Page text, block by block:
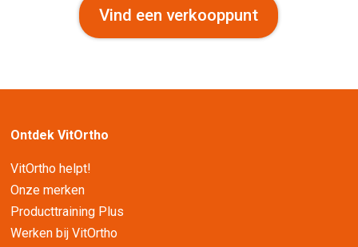
Vind een verkooppunt
Ontdek VitOrtho
VitOrtho helpt!
Onze merken
Producttraining Plus
Werken bij VitOrtho